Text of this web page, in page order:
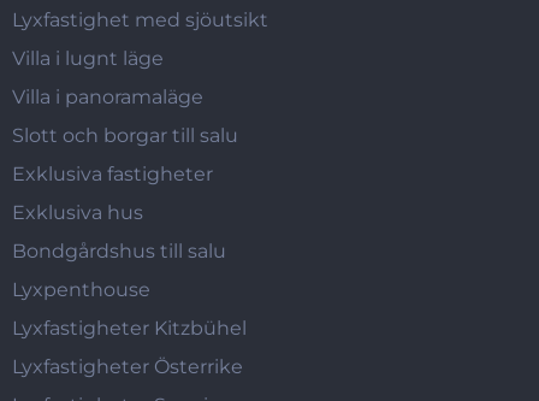
Lyxfastighet med sjöutsikt
Villa i lugnt läge
Villa i panoramaläge
Slott och borgar till salu
Exklusiva fastigheter
Exklusiva hus
Bondgårdshus till salu
Lyxpenthouse
Lyxfastigheter Kitzbühel
Lyxfastigheter Österrike